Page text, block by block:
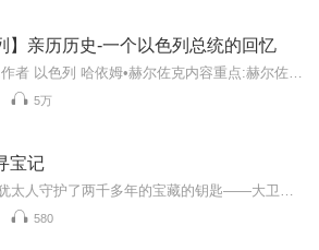
】亲历历史-一个以色列总统的回忆
5万
宝记
580